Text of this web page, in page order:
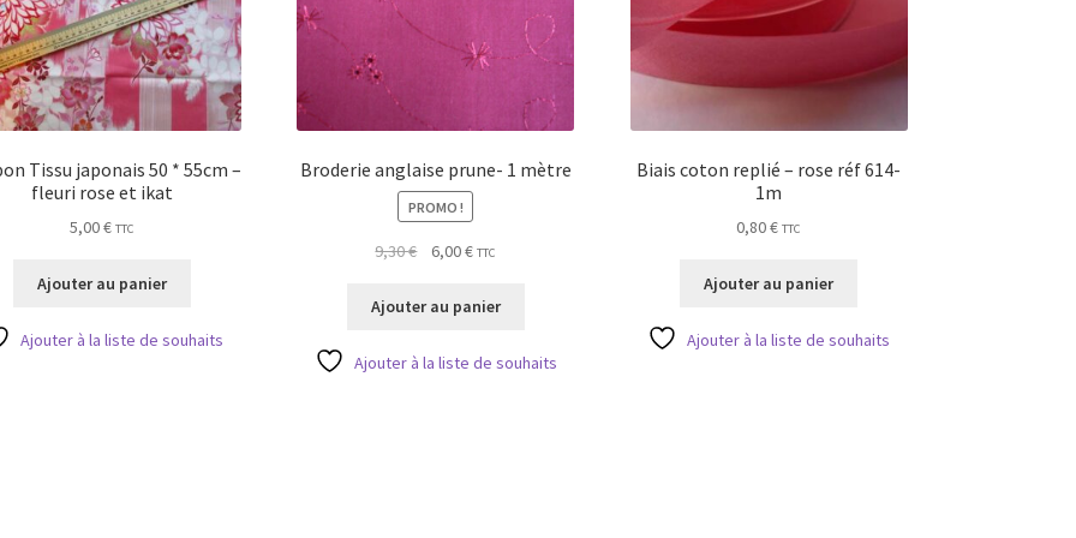
Tissu japonais 50 * 55cm –
fleuri rose et ikat
5,00€ TTC
Ajouter au panier
Ajouter à la liste de souhaits
Broderie anglaise prune- 1 mètre
PROMO !
9,30€
Le
initial
9,30 €.
6,00€Le
actuel
6,00 €.
TTC
Ajouter au panier
Ajouter à la liste de souhaits
Biais coton replié – rose réf 614-
1m
0,80€ TTC
Ajouter au panier
Ajouter à la liste de souhaits